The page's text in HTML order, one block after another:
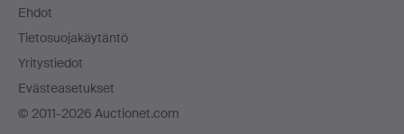
Ehdot
Tietosuojakäytäntö
Yritystiedot
Evästeasetukset
© 2011-2026 Auctionet.com